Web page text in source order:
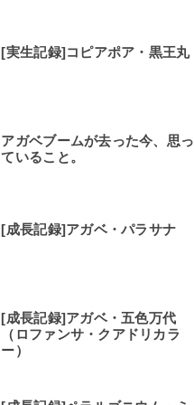
[実生記録]コピアポア・黒王丸
アガベブームが去った今、思っ
ていること。
[成長記録]アガベ・パラサナ
[成長記録]アガベ・五色万代
（ロファンサ・クアドリカラ
ー）